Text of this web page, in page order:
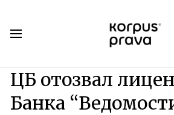
ЦБ отозвал
Банка